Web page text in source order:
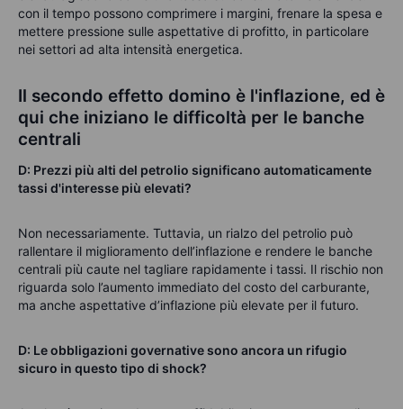
con il tempo possono comprimere i margini, frenare la spesa e
mettere pressione sulle aspettative di profitto, in particolare
nei settori ad alta intensità energetica.
Il secondo effetto domino è l'inflazione, ed è
qui che iniziano le difficoltà per le banche
centrali
D: Prezzi più alti del petrolio significano automaticamente
tassi d'interesse più elevati?
Non necessariamente. Tuttavia, un rialzo del petrolio può
rallentare il miglioramento dell’inflazione e rendere le banche
centrali più caute nel tagliare rapidamente i tassi. Il rischio non
riguarda solo l’aumento immediato del costo del carburante,
ma anche aspettative d’inflazione più elevate per il futuro.
D: Le obbligazioni governative sono ancora un rifugio
sicuro in questo tipo di shock?